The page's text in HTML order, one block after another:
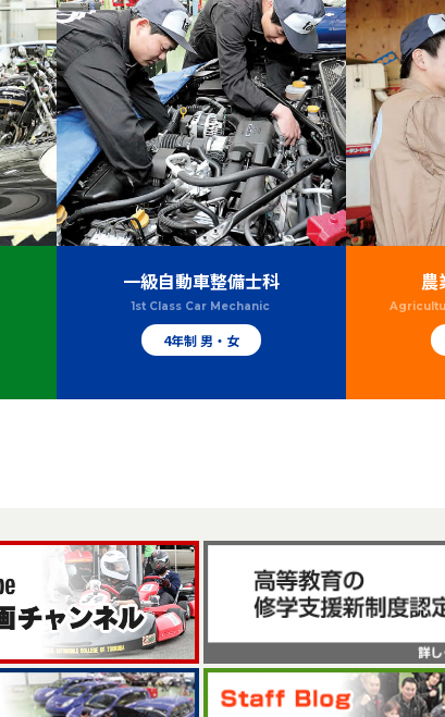
一級自動車整備士科
1st Class Car Mechanic
4年制 男・女
農